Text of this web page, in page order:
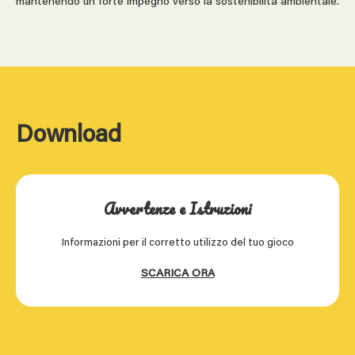
mantenendo un forte impegno verso la sostenibilità ambientale.
Download
Avvertenze e Istruzioni
Informazioni per il corretto utilizzo del tuo gioco
SCARICA ORA